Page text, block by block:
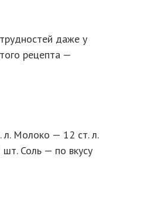
даже у
рецепта —
Молоко — 12 ст. л.
Соль — по вкусу